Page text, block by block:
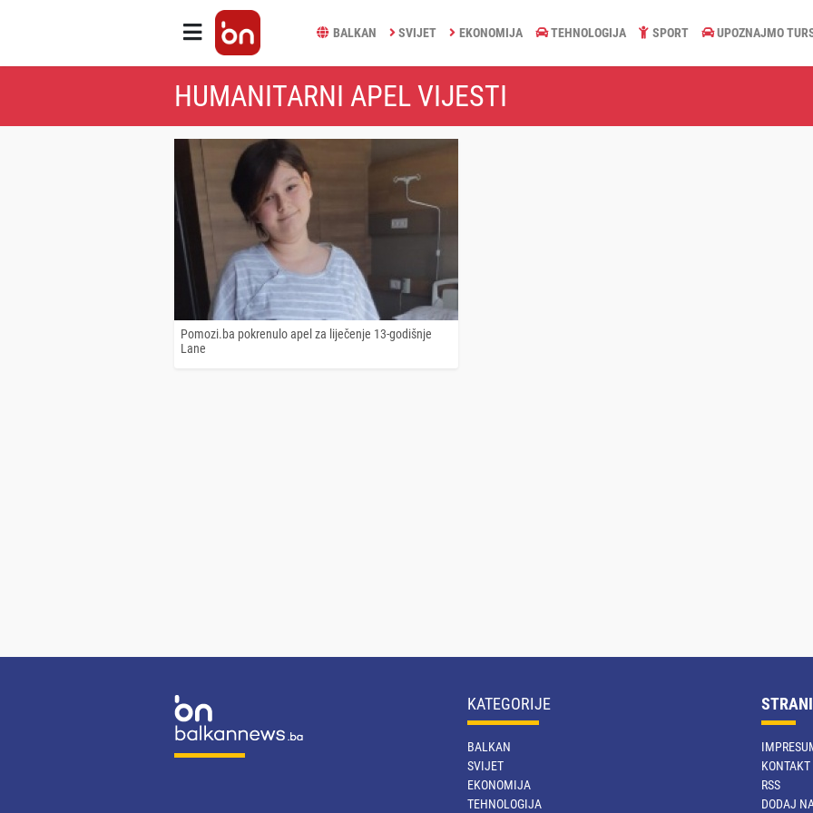
BALKAN SVIJET EKONOMIJA TEHNOLOGIJA SPORT UPOZNAJMO
HUMANITARNI APEL VIJESTI
Pomozi.ba pokrenulo apel za liječenje 13-godišnje
Lane
KATEGORIJE
BALKAN
SVIJET
EKONOMIJA
TEHNOLOGIJA
KONTAKT
RSS
DODAJ